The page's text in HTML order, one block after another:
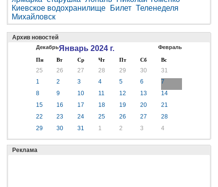
Киевское водохранилище
Билет Теленеделя
Михайловск
Архив новостей
ДекабрьЯнварь 2024 г. Февраль
Пн Вт Ср Чт Пт Сб Вс
25 26 27 28 29 30
31
1
2 3 4 5 6
7
8
9 10 11 12 13
14
15
16 17 18 19 20
21
22
23 24 25 26 27
28
29
30 31 1 2 3 4
Реклама